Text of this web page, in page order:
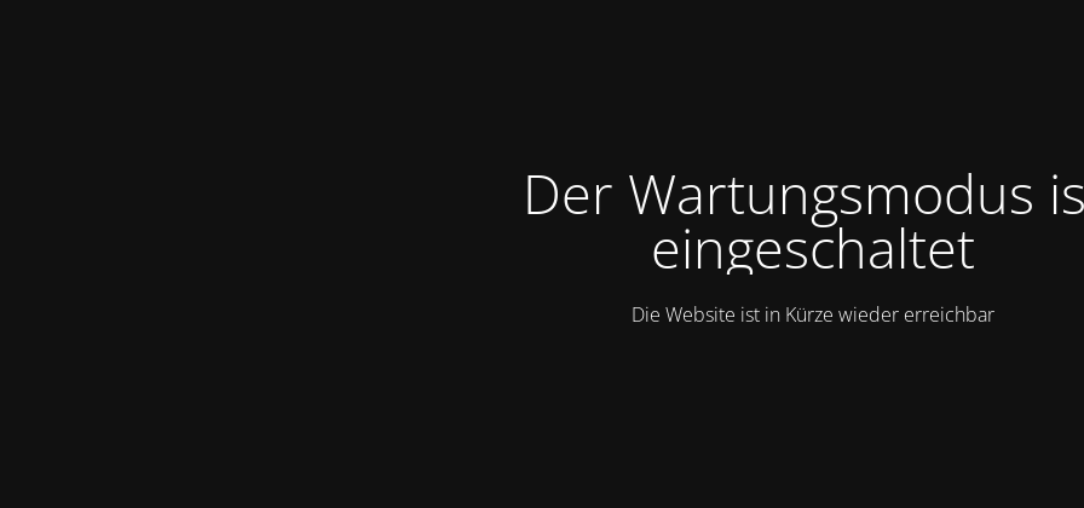
Der Wartungsmodus
eingeschaltet
Die Website ist in Kürze wieder erreichbar